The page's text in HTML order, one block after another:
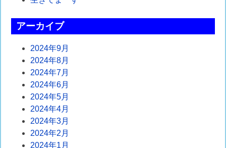
ョ
ン
アーカイブ
2024年9月
2024年8月
2024年7月
2024年6月
2024年5月
2024年4月
2024年3月
2024年2月
2024年1月